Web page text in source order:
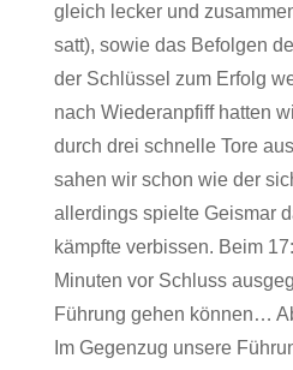
gleich lecker und
satt), sowie das Befolgen
der Schlüssel zum Erfolg
nach Wiederanpfiff hatten
durch drei schnelle Tore
sahen wir schon wie der
allerdings spielte Geismar
kämpfte verbissen. Beim
Minuten vor Schluss
Führung gehen können…
Im Gegenzug unsere